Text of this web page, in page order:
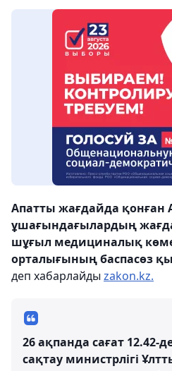
Апатты жағдайда қонған
ұшағындағылардың
шұғыл медициналық
орталығының баспасөз
деп хабарлайды zakon.kz.
26 ақпанда сағат 12.42-
сақтау министрлігі